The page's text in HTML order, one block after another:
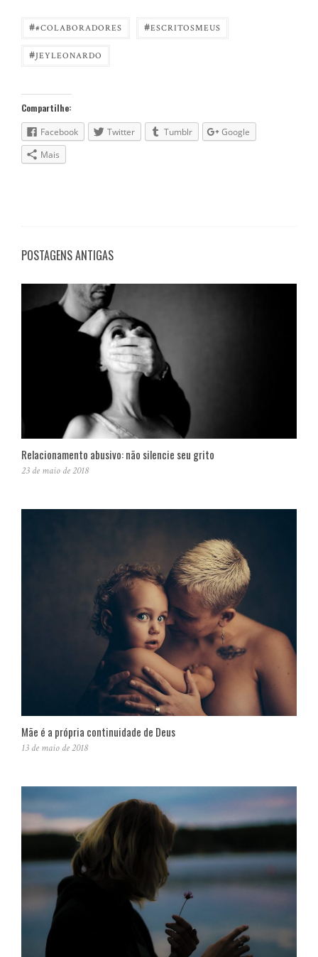
##COLABORADORES #ESCRITOSMEUS
#JEYLEONARDO
Compartilhe:
Facebook
Twitter Tumblr
Google
Mais
POSTAGENS ANTIGAS
Relacionamento abusivo: não silencie seu grito
23 de maio de 2018
Mãe é a própria continuidade de Deus
13 de maio de 2018